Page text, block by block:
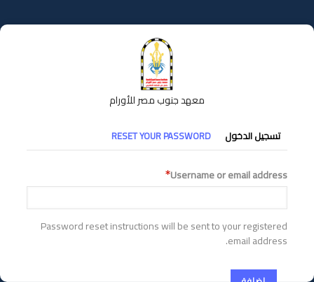
إلى
المحتوى
معهد جنوب مصر للأورام
التبويبات
الأساسية
تسجيل الدخول RESET YOUR PASSWORD
Username or email address
Password reset instructions will be sent to your registered
email address.